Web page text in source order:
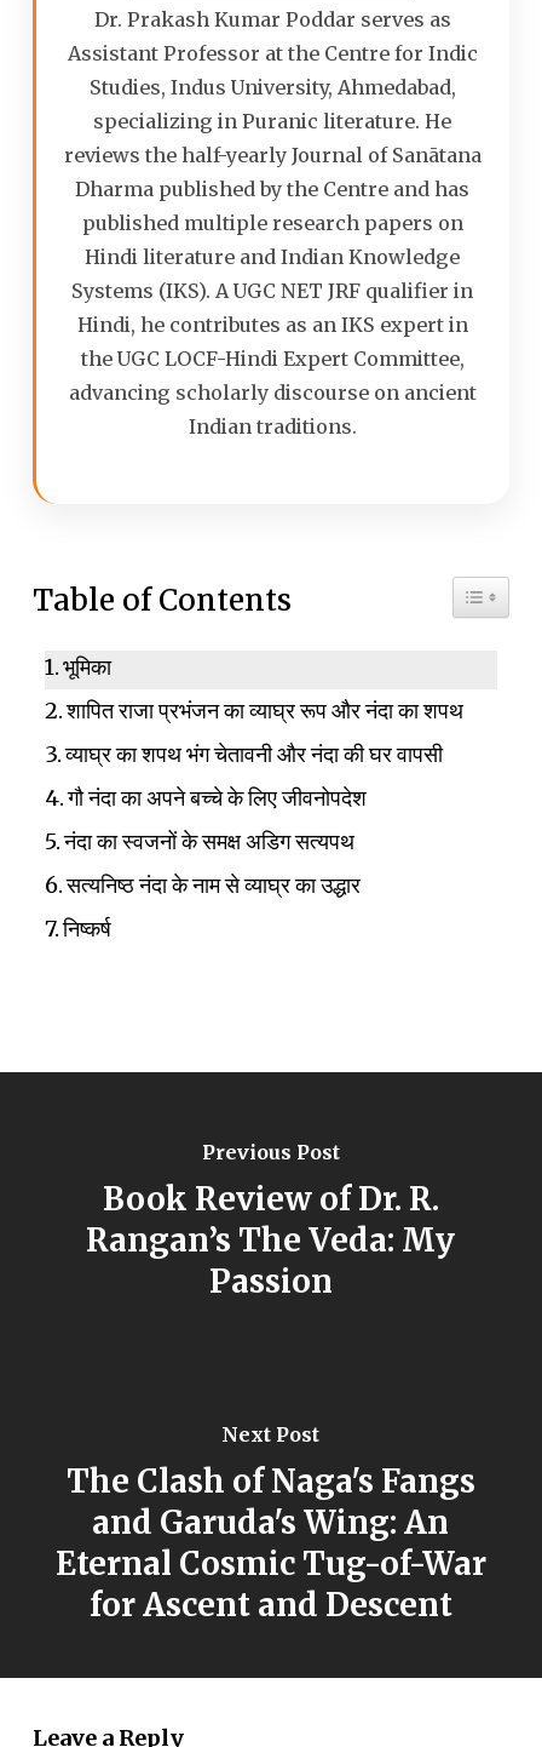
Dr. Prakash Kumar Poddar serves as
Assistant Professor at the Centre for Indic
Studies, Indus University, Ahmedabad,
specializing in Puranic literature. He
reviews the half-yearly Journal of Sanātana
Dharma published by the Centre and has
published multiple research papers on
Hindi literature and Indian Knowledge
Systems (IKS). A UGC NET JRF qualifier in
Hindi, he contributes as an IKS expert in
the UGC LOCF-Hindi Expert Committee,
advancing scholarly discourse on ancient
Indian traditions.
Table of Contents Toggle
भूमिका
शापित राजा प्रभंजन का व्याघ्र रूप और नंदा का शपथ
व्याघ्र का शपथ भंग चेतावनी और नंदा की घर वापसी
गौ नंदा का अपने बच्चे के लिए जीवनोपदेश
नंदा का स्वजनों के समक्ष अडिग सत्यपथ
सत्यनिष्ठ नंदा के नाम से व्याघ्र का उद्धार
निष्कर्ष
Previous Post
Book Review of Dr. R.
Rangan’s The Veda: My
Passion
Next Post
The Clash of Naga's Fangs
and Garuda's Wing: An
Eternal Cosmic Tug-of-War
for Ascent and Descent
Leave a Reply